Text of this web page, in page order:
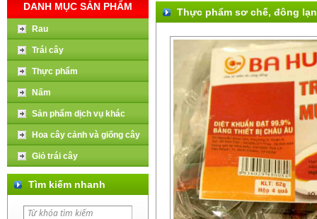
DANH MỤC SẢN PHẨM
Rau
Trái cây
Thực phẩm
Nấm
Sản phẩm dịch vụ khác
Hoa cây cảnh và giống cây
Giỏ trái cây
Tìm kiếm nhanh
Thực phẩm sơ chế, đông